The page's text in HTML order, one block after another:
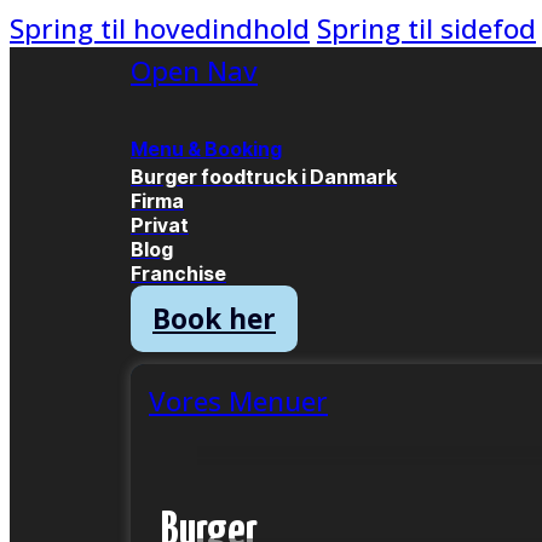
Spring til hovedindhold Spring til sidefod
Open Nav
Menu & Booking
Burger foodtruck i Danmark
Firma
Privat
Blog
Franchise
Book her
Vores Menuer
Burger